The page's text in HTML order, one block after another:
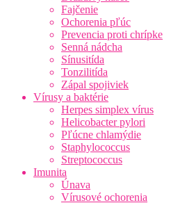
Fajčenie
Ochorenia pľúc
Prevencia proti chrípke
Senná nádcha
Sínusitída
Tonzilitída
Zápal spojiviek
Vírusy a baktérie
Herpes simplex vírus
Helicobacter pylori
Pľúcne chlamýdie
Staphylococcus
Streptococcus
Imunita
Únava
Vírusové ochorenia